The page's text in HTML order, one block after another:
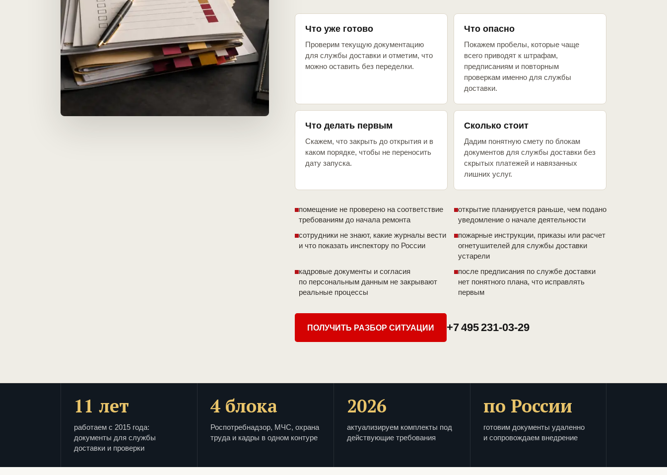
Что уже готово
Проверим текущую документацию
для службы доставки и отметим, что
можно оставить без переделки.
Что опасно
Покажем пробелы, которые чаще
всего приводят к штрафам,
предписаниям и повторным
проверкам именно для службы
доставки.
Что делать первым
Скажем, что закрыть до открытия и в
каком порядке, чтобы не переносить
дату запуска.
Сколько стоит
Дадим понятную смету по блокам
документов для службы доставки без
скрытых платежей и навязанных
лишних услуг.
помещение не проверено на соответствие
требованиям до начала ремонта
открытие планируется раньше, чем подано
уведомление о начале деятельности
сотрудники не знают, какие журналы вести
и что показать инспектору по России
пожарные инструкции, приказы или расчет
огнетушителей для службы доставки
устарели
кадровые документы и согласия
по персональным данным не закрывают
реальные процессы
после предписания по службе доставки
нет понятного плана, что исправлять
первым
ПОЛУЧИТЬ РАЗБОР СИТУАЦИИ +7 495 231-03-29
11 лет
работаем с 2015 года:
документы для службы
доставки и проверки
4 блока
Роспотребнадзор, МЧС, охрана
труда и кадры в одном контуре
2026
актуализируем комплекты под
действующие требования
по России
готовим документы удаленно
и сопровождаем внедрение